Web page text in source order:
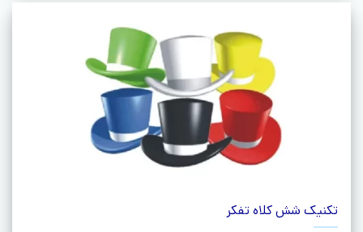
تکنیک شش کلاه تفکر